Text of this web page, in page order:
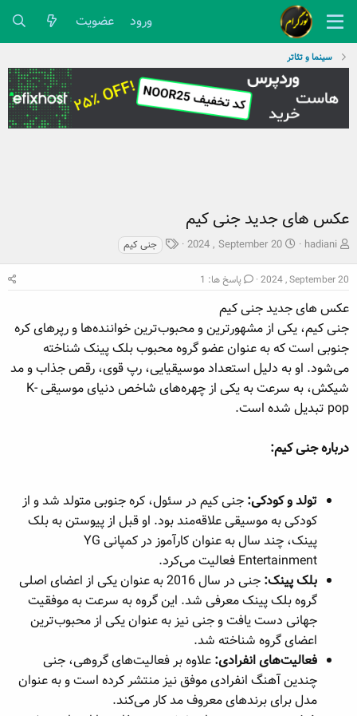
ورود عضویت
سینما و تئاتر
عکس های جدید جنی کیم
ش
و
ک
ن
د
ه
م
و
ض
ع
hadiani
ت
ر
خ
ر
و
ع
2024 , September 20
ب
ه
ا
جنی کیم
2024 , September 20 پاسخ ها: 1
عکس های جدید جنی کیم
جنی کیم، یکی از مشهورترین و محبوب‌ترین خواننده‌ها و رپرهای کره
جنوبی است که به عنوان عضو گروه محبوب بلک پینک شناخته
می‌شود. او به دلیل استعداد موسیقیایی، رپ قوی، رقص جذاب و مد
شیکش، به سرعت به یکی از چهره‌های شاخص دنیای موسیقی K-
pop تبدیل شده است.
درباره جنی کیم:
تولد و کودکی: جنی کیم در سئول، کره جنوبی متولد شد و از
کودکی به موسیقی علاقه‌مند بود. او قبل از پیوستن به بلک
پینک، چند سال به عنوان کارآموز در کمپانی YG
Entertainment فعالیت می‌کرد.
بلک پینک:
جنی در سال 2016 به عنوان یکی از اعضای اصلی
گروه بلک پینک معرفی شد. این گروه به سرعت به موفقیت
جهانی دست یافت و جنی نیز به عنوان یکی از محبوب‌ترین
اعضای گروه شناخته شد.
فعالیت‌های انفرادی: علاوه بر فعالیت‌های گروهی، جنی
چندین آهنگ انفرادی موفق نیز منتشر کرده است و به عنوان
مدل برای برندهای معروف مد کار می‌کند.